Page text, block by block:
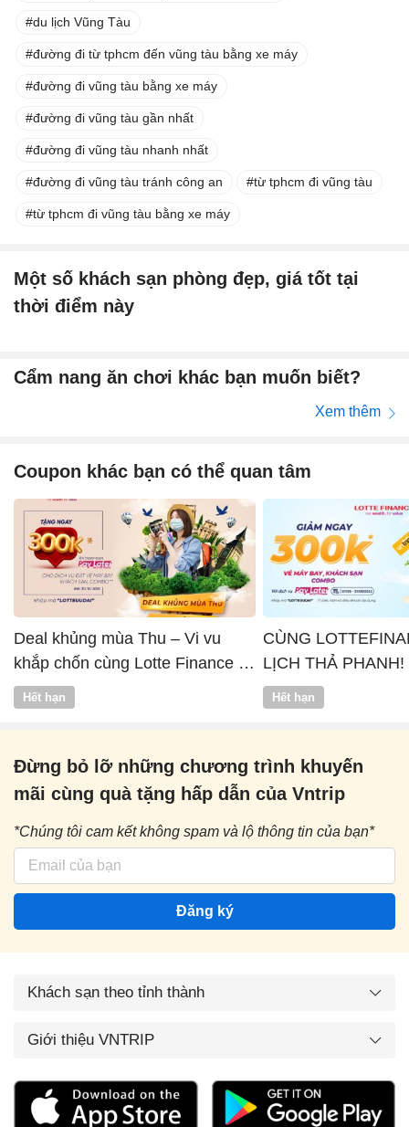
du lịch Vũng Tàu
đường đi từ tphcm đến vũng tàu bằng xe máy
đường đi vũng tàu bằng xe máy
đường đi vũng tàu gần nhất
đường đi vũng tàu nhanh nhất
đường đi vũng tàu tránh công an từ tphcm đi vũng tàu
từ tphcm đi vũng tàu bằng xe máy
Một số khách sạn phòng đẹp, giá tốt tại
thời điểm này
Cẩm nang ăn chơi khác bạn muốn biết?
Xem thêm
Coupon khác bạn có thể quan tâm
Deal khủng mùa Thu – Vi vu
khắp chốn cùng Lotte Finance x
Vntrip
Hết hạn
CÙNG
LỊCH THẢ PHANH!
Hết hạn
Đừng bỏ lỡ những chương trình khuyến
mãi cùng quà tặng hấp dẫn của Vntrip
*Chúng tôi cam kết không spam và lộ thông tin của bạn*
Đăng ký
Khách sạn theo tỉnh thành
Giới thiệu VNTRIP